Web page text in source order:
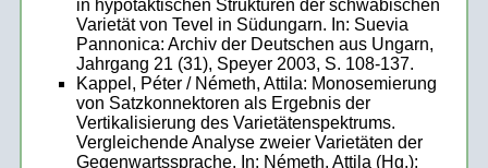
in hypotaktischen Strukturen der schwäbischen
Varietät von Tevel in Südungarn. In: Suevia
Pannonica: Archiv der Deutschen aus Ungarn,
Jahrgang 21 (31), Speyer 2003, S. 108-137.
Kappel, Péter / Németh, Attila: Monosemierung
von Satzkonnektoren als Ergebnis der
Vertikalisierung des Varietätenspektrums.
Vergleichende Analyse zweier Varietäten der
Gegenwartssprache. In: Németh, Attila (Hg.):